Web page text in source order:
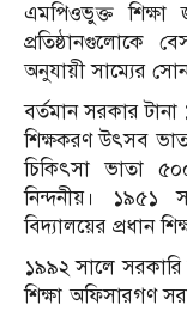
এমপিওভুক্ত শিক্ষা
প্রতিষ্ঠানগুলোকে
অনুযায়ী সাম্যের
বর্তমান সরকার
শিক্ষকরণ উৎসব
চিকিৎসা ভাতা
নিন্দনীয়। ১৯৫১
বিদ্যালয়ের প্রধান
১৯৯২ সালে সরকারি
শিক্ষা অফিসারগণ